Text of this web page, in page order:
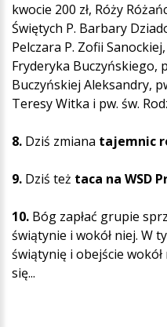
kwocie 200 zł, Róży
Świętych P. Barbary
Pelczara P. Zofii
Fryderyka Buczyńskiego,
Buczyńskiej Aleksandry,
Teresy Witka i pw. św.
8. Dziś zmiana tajemnic
9. Dziś też taca na WSD
10. Bóg zapłać grupie
świątynie i wokół niej. W
świątynię i obejście
się...